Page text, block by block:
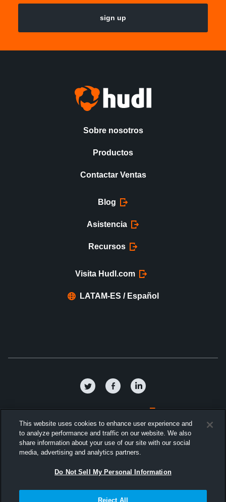
sign up
Sobre nosotros
Productos
Contactar Ventas
Blog
Asistencia
Recursos
Visita Hudl.com
LATAM-ES / Español
Términos y condiciones
Acuerdo de licencia de software
This website uses cookies to enhance user experience and
to analyze performance and traffic on our website. We also
share information about your use of our site with our social
media, advertising and analytics partners.
Do Not Sell My Personal Information
Reject All